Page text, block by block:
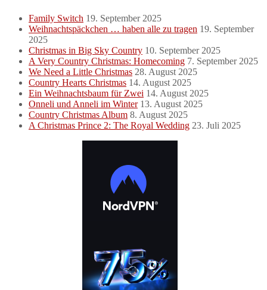
Family Switch 19. September 2025
Weihnachtspäckchen … haben alle zu tragen 19. September
2025
Christmas in Big Sky Country 10. September 2025
A Very Country Christmas: Homecoming 7. September 2025
We Need a Little Christmas 28. August 2025
Country Hearts Christmas 14. August 2025
Ein Weihnachtsbaum für Zwei 14. August 2025
Onneli und Anneli im Winter 13. August 2025
Country Christmas Album 8. August 2025
A Christmas Prince 2: The Royal Wedding 23. Juli 2025